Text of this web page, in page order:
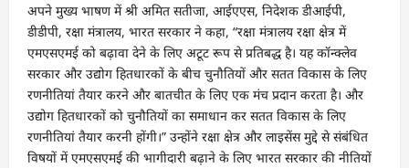
अपने मुख्य भाषण में श्री अमित सतीजा, आईएएस, निदेशक डीआईपी,
डीडीपी, रक्षा मंत्रालय, भारत सरकार ने कहा, “रक्षा मंत्रालय रक्षा क्षेत्र में
एमएसएमई को बढ़ावा देने के लिए अटूट रूप से प्रतिबद्ध है। यह कॉन्क्लेव
सरकार और उद्योग हितधारकों के बीच चुनौतियों और सतत विकास के लिए
रणनीतियां तैयार करने और बातचीत के लिए एक मंच प्रदान करता है। और
उद्योग हितधारकों को चुनौतियों का समाधान कर सतत विकास के लिए
रणनीतियां तैयार करनी होंगी।” उन्होंने रक्षा क्षेत्र और लाइसेंस मुद्दे से संबंधित
विषयों में एमएसएमई की भागीदारी बढ़ाने के लिए भारत सरकार की नीतियों